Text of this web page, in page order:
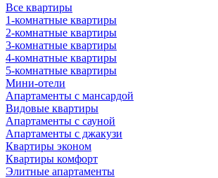
Все квартиры
1-комнатные квартиры
2-комнатные квартиры
3-комнатные квартиры
4-комнатные квартиры
5-комнатные квартиры
Мини-отели
Апартаменты с мансардой
Видовые квартиры
Апартаменты с сауной
Апартаменты с джакузи
Квартиры эконом
Квартиры комфорт
Элитные апартаменты